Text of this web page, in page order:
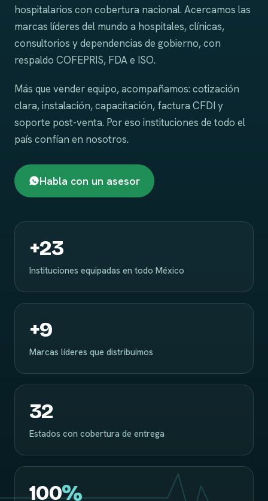
hospitalarios con cobertura nacional. Acercamos las
marcas líderes del mundo a hospitales, clínicas,
consultorios y dependencias de gobierno, con
respaldo COFEPRIS, FDA e ISO.
Más que vender equipo, acompañamos: cotización
clara, instalación, capacitación, factura CFDI y
soporte post-venta. Por eso instituciones de todo el
país confían en nosotros.
Habla con un asesor
+23
Instituciones equipadas en todo México
+9
Marcas líderes que distribuimos
32
Estados con cobertura de entrega
100%